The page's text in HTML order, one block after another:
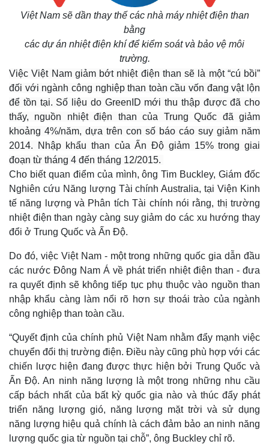
Thế giới
Cuộc sống đó đây
Multimedia
Ảnh
E-Magazine
Infographic
Việt Nam sẽ dần thay thế các nhà máy nhiệt điện than
bằng
các dự án nhiệt điện khí để kiểm soát và bảo vệ môi
trường.
Việc Việt Nam giảm bớt nhiệt điện than sẽ là một “cú bồi”
đối với ngành công nghiệp than toàn cầu vốn đang vật lộn
để tồn tại. Số liệu do GreenID mới thu thập được đã cho
thấy, nguồn nhiệt điện than của Trung Quốc đã giảm
khoảng 4%/năm, dựa trên con số báo cáo suy giảm năm
2014. Nhập khẩu than của Ấn Độ giảm 15% trong giai
đoạn từ tháng 4 đến tháng 12/2015.
Cho biết quan điểm của mình, ông Tim Buckley, Giám đốc
Nghiên cứu Năng lượng Tài chính Australia, tại Viện Kinh
tế năng lượng và Phân tích Tài chính nói rằng, thị trường
nhiệt điện than ngày càng suy giảm do các xu hướng thay
đổi ở Trung Quốc và Ấn Độ.
Do đó, việc Việt Nam - một trong những quốc gia dẫn đầu
các nước Đông Nam Á về phát triển nhiệt điện than - đưa
ra quyết định sẽ không tiếp tục phụ thuộc vào nguồn than
nhập khẩu càng làm nổi rõ hơn sự thoái trào của ngành
công nghiệp than toàn cầu.
“Quyết định của chính phủ Việt Nam nhằm đẩy mạnh việc
chuyển đổi thị trường điện. Điều này cũng phù hợp với các
chiến lược hiện đang được thực hiện bởi Trung Quốc và
Ấn Độ. An ninh năng lượng là một trong những nhu cầu
cấp bách nhất của bất kỳ quốc gia nào và thúc đẩy phát
triển năng lượng gió, năng lượng mặt trời và sử dụng
năng lượng hiệu quả chính là cách đảm bảo an ninh năng
lượng quốc gia từ nguồn tại chỗ”, ông Buckley chỉ rõ.